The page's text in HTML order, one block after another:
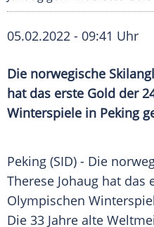
05.02.2022 - 09:41 Uhr
Die norwegische
hat das erste Gold der
Winterspiele in Peking
Peking (SID) - Die
Therese Johaug hat das
Olympischen
Die 33 Jahre alte